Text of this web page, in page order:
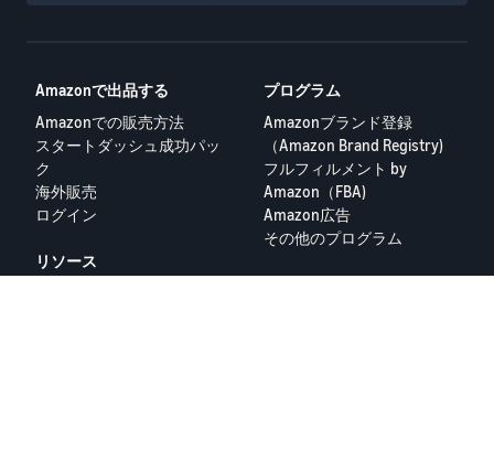
Amazonで出品する
Amazonでの販売方法
スタートダッシュ成功パッ
ク
海外販売
ログイン
プログラム
Amazonブランド登録
（Amazon Brand Registry)
フルフィルメント by
Amazon（FBA)
Amazon広告
その他のプログラム
リソース